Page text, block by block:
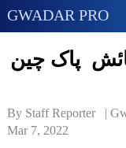
GWADAR PRO
پاک چین
By Staff Reporter   |
Mar 7, 2022